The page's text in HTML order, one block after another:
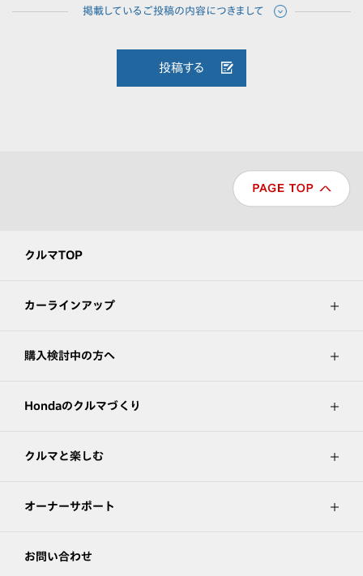
投稿する
クルマTOP
カーラインアップ
購入検討中の方へ
Hondaのクルマづくり
クルマと楽しむ
オーナーサポート
お問い合わせ